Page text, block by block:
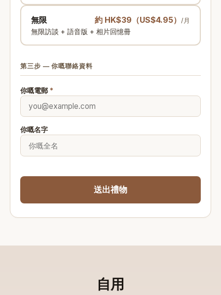
無限 約 HK$39（US$4.95） /月
無限訪談 + 語音版 + 相片回憶冊
第三步 — 你嘅聯絡資料
你嘅電郵 *
你嘅名字
送出禮物
自用